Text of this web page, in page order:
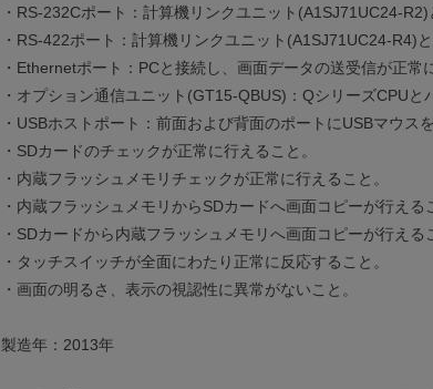
・RS-232Cポート：計算機リンクユニット(A1SJ71UC24-
・RS-422ポート：計算機リンクユニット(A1SJ71UC24-R4)
・Ethernetポート：PCと接続し、画面データの送受信が正常
・オプション通信ユニット(GT15-QBUS)：QシリーズCPUと
・USBホストポート：前面および背面のポートにUSBマウス
・SDカードのチェックが正常に行えること。
・内蔵フラッシュメモリチェックが正常に行えること。
・内蔵フラッシュメモリからSDカードへ画面コピーが行える
・SDカードから内蔵フラッシュメモリへ画面コピーが行える
・タッチスイッチが全面にわたり正常に反応すること。
・画面の明るさ、表示の視認性に異常がないこと。
製造年：2013年